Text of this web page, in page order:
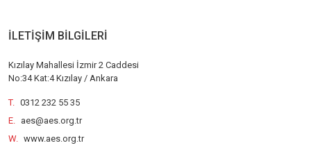
İLETİŞİM BİLGİLERİ
Kızılay Mahallesi İzmir 2 Caddesi
No:34 Kat:4 Kızılay / Ankara
T.
0312 232 55 35
E.
aes@aes.org.tr
W.
www.aes.org.tr